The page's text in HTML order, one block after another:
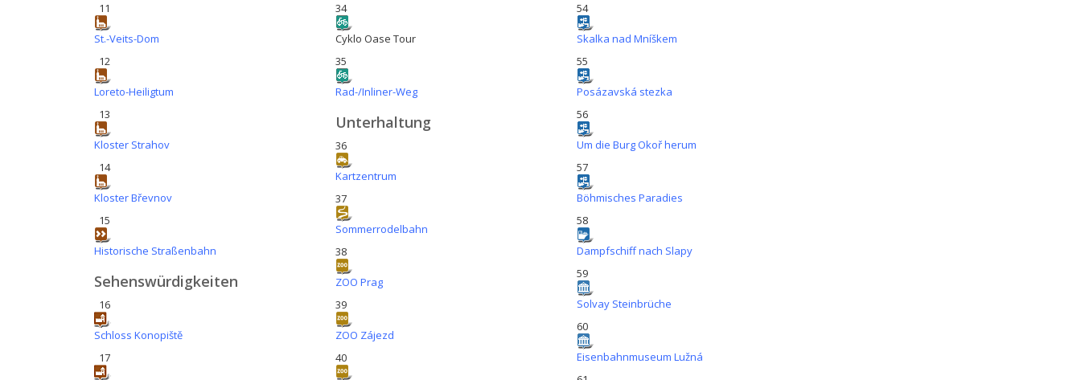
11
St.-Veits-Dom
12
Loreto-Heiligtum
13
Kloster Strahov
14
Kloster Břevnov
15
Historische Straßenbahn
Sehenswürdigkeiten
16
Schloss Konopiště
17
34
Cyklo Oase Tour
35
Rad-/Inliner-Weg
Unterhaltung
36
Kartzentrum
37
Sommerrodelbahn
38
ZOO Prag
39
ZOO Zájezd
40
54
Skalka nad Mníškem
55
Posázavská stezka
56
Um die Burg Okoř herum
57
Böhmisches Paradies
58
Dampfschiff nach Slapy
59
Solvay Steinbrüche
60
Eisenbahnmuseum Lužná